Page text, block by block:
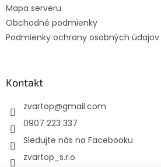
Mapa serveru
Obchodné podmienky
Podmienky ochrany osobných údajov
Kontakt
zvartop@gmail.com
0907 223 337
Sledujte nás na Facebooku
zvartop_s.r.o